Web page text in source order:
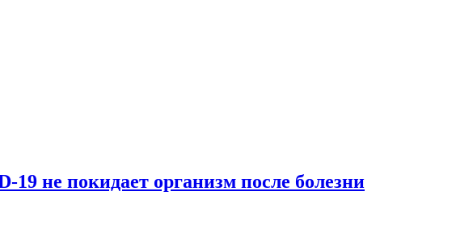
19 не покидает организм после болезни